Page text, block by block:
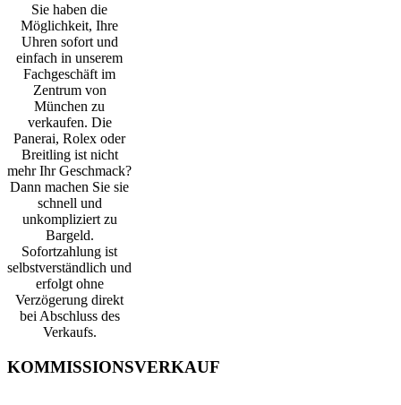
Sie haben die
Möglichkeit, Ihre
Uhren sofort und
einfach in unserem
Fachgeschäft im
Zentrum von
München zu
verkaufen. Die
Panerai, Rolex oder
Breitling ist nicht
mehr Ihr Geschmack?
Dann machen Sie sie
schnell und
unkompliziert zu
Bargeld.
Sofortzahlung ist
selbstverständlich und
erfolgt ohne
Verzögerung direkt
bei Abschluss des
Verkaufs.
KOMMISSIONSVERKAUF